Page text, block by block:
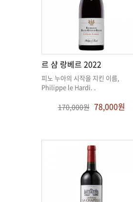
르 샴 랑베르 2022
Philippe le Hardi. .
170,000원 78,000원